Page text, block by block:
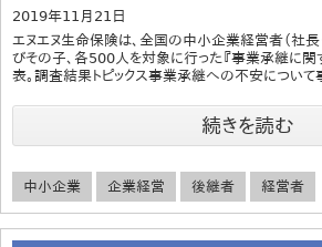
2019年11月21日
エヌエヌ生命保険は、全国の中小企業経営者（社長
びその子、各500人を対象に行った『事業承継に
表。調査結果トピックス事業承継への不安につい
続きを読む
中小企業 企業経営 後継者 経営者